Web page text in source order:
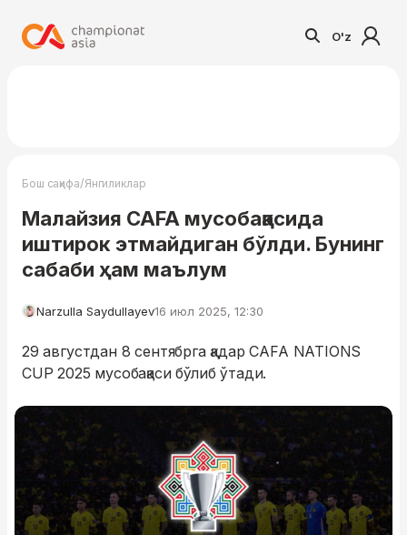
O'z
Бош саҳифа/Янгиликлар
Малайзия CAFA мусобақасида
иштирок этмайдиган бўлди. Бунинг
сабаби ҳам маълум
Narzulla Saydullayev16 июл 2025, 12:30
29 августдан 8 сентябрга қадар CAFA NATIONS
CUP 2025 мусобақаси бўлиб ўтади.